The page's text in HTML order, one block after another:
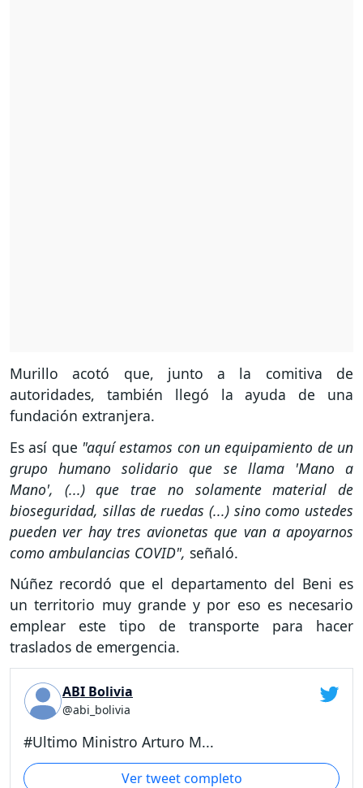
Murillo acotó que, junto a la comitiva de
autoridades, también llegó la ayuda de una
fundación extranjera.
Es así que "aquí estamos con un equipamiento de un
grupo humano solidario que se llama 'Mano a
Mano', (...) que trae no solamente material de
bioseguridad, sillas de ruedas (...) sino como ustedes
pueden ver hay tres avionetas que van a apoyarnos
como ambulancias COVID", señaló.
Núñez recordó que el departamento del Beni es
un territorio muy grande y por eso es necesario
emplear este tipo de transporte para hacer
traslados de emergencia.
ABI Bolivia
@abi_bolivia
#Ultimo Ministro Arturo M...
Ver tweet completo